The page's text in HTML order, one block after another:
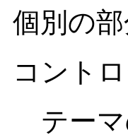
個別の
コント
テー